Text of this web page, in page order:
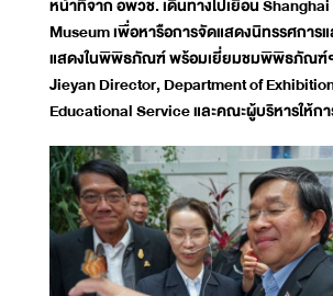
Museum เพื่อหารือการจัดแสดงนิทรรศการ
แสดงในพิพิธภัณฑ์ พร้อมเยี่ยมชมพิพิธภัณฑ์ฯ
Jieyan Director, Department of
Educational Service และคณะผู้บริหารให้ก